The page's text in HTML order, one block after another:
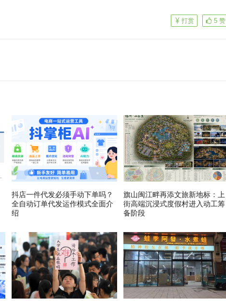
5 赞
打赏
抖店一件代发必须手动下单吗？
全自动订单代发运作模式全面介
绍
旗山闽江畔再添文旅新地标：上
街高端沉浸式度假村进入动工筹
备阶段